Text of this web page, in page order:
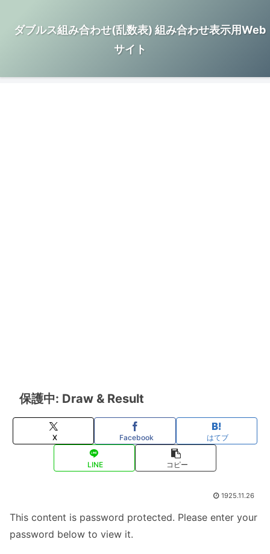
ダブルス組み合わせ(乱数表) 組み合わせ表示用Web
サイト
保護中: Draw & Result
X Facebook はてブ
LINE コピー
1925.11.26
This content is password protected. Please enter your
password below to view it.